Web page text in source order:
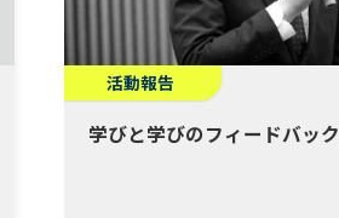
活動報告
学びと学びのフィードバッ